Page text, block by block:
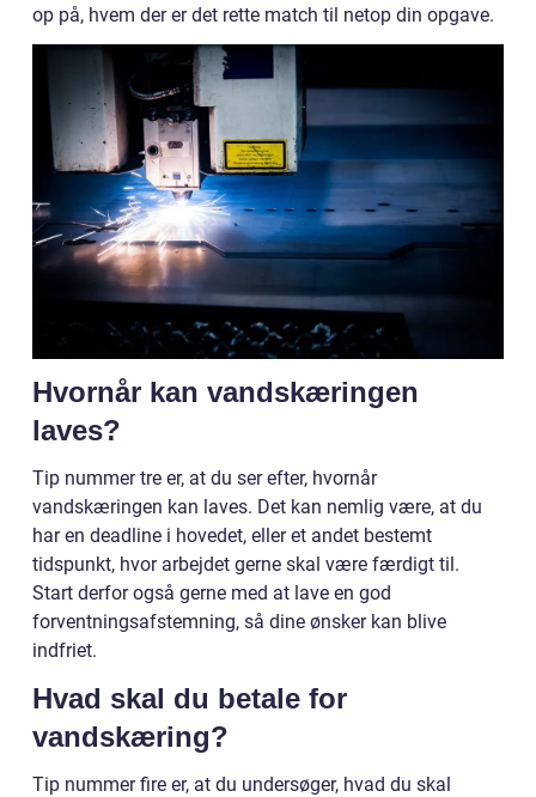
op på, hvem der er det rette match til netop din opgave.
Hvornår kan vandskæringen
laves?
Tip nummer tre er, at du ser efter, hvornår
vandskæringen kan laves. Det kan nemlig være, at du
har en deadline i hovedet, eller et andet bestemt
tidspunkt, hvor arbejdet gerne skal være færdigt til.
Start derfor også gerne med at lave en god
forventningsafstemning, så dine ønsker kan blive
indfriet.
Hvad skal du betale for
vandskæring?
Tip nummer fire er, at du undersøger, hvad du skal